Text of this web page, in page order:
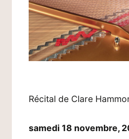
Récital de Clare
samedi 18 novembre,